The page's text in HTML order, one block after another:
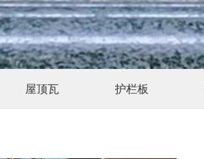
屋顶瓦 护栏板